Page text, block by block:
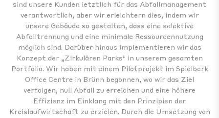
sind unsere Kunden letztlich für das Abfallmanagement
verantwortlich, aber wir erleichtern dies, indem wir
unsere Gebäude so gestalten, dass eine selektive
Abfalltrennung und eine minimale Ressourcennutzung
möglich sind. Darüber hinaus implementieren wir das
Konzept der „Zirkulären Parks“ in unserem gesamten
Portfolio. Wir haben mit einem Pilotprojekt im Spielberk
Office Centre in Brünn begonnen, wo wir das Ziel
verfolgen, null Abfall zu erreichen und eine höhere
Effizienz im Einklang mit den Prinzipien der
Kreislaufwirtschaft zu erzielen. Durch die Umsetzung von